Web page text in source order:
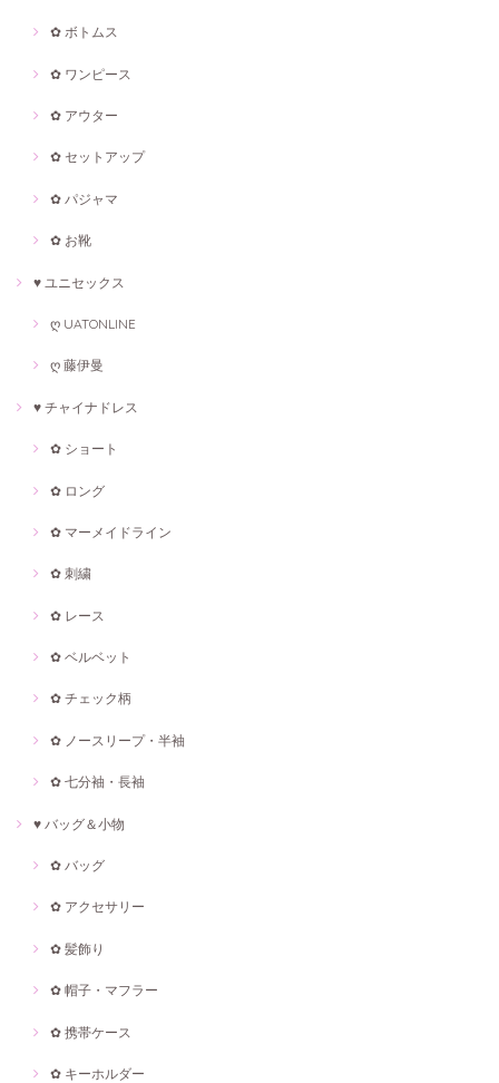
✿ ボトムス
✿ ワンピース
✿ アウター
✿ セットアップ
✿ パジャマ
✿ お靴
♥ ユニセックス
ღ UATONLINE
ღ 藤伊曼
♥ チャイナドレス
✿ ショート
✿ ロング
✿ マーメイドライン
✿ 刺繍
✿ レース
✿ ベルベット
✿ チェック柄
✿ ノースリープ・半袖
✿ 七分袖・長袖
♥ バッグ＆小物
✿ バッグ
✿ アクセサリー
✿ 髪飾り
✿ 帽子・マフラー
✿ 携帯ケース
✿ キーホルダー